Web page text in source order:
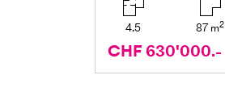
4.5 87 m2
CHF 630'000.-